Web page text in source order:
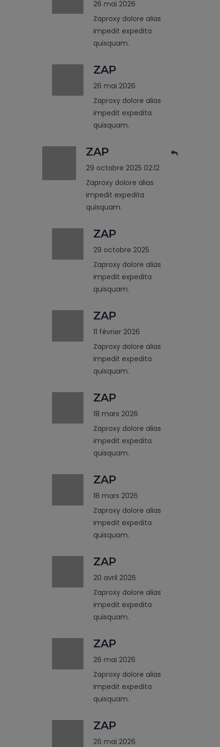
26 mai 2026
Zaproxy dolore alias
impedit expedita
quisquam.
ZAP
26 mai 2026
Zaproxy dolore alias
impedit expedita
quisquam.
ZAP
29 octobre 2025 02:12
Zaproxy dolore alias
impedit expedita
quisquam.
ZAP
29 octobre 2025
Zaproxy dolore alias
impedit expedita
quisquam.
ZAP
11 février 2026
Zaproxy dolore alias
impedit expedita
quisquam.
ZAP
18 mars 2026
Zaproxy dolore alias
impedit expedita
quisquam.
ZAP
18 mars 2026
Zaproxy dolore alias
impedit expedita
quisquam.
ZAP
20 avril 2026
Zaproxy dolore alias
impedit expedita
quisquam.
ZAP
26 mai 2026
Zaproxy dolore alias
impedit expedita
quisquam.
ZAP
26 mai 2026